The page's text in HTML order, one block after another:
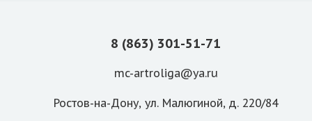
8 (863) 301-51-71
mc-artroliga@ya.ru
Ростов-на-Дону, ул. Малюгиной, д. 220/84